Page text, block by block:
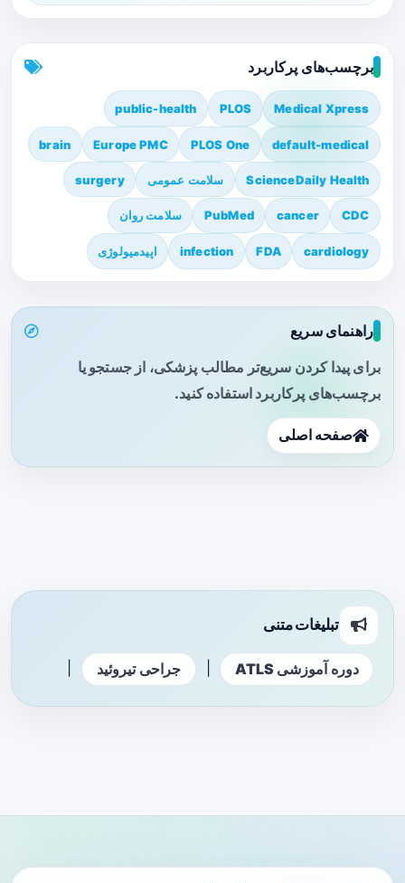
برچسب‌های پرکاربرد
Medical Xpress
PLOS
public-health
default-medical
PLOS One
Europe PMC
brain
ScienceDaily Health سلامت عمومی surgery
CDC
cancer
PubMed سلامت روان
cardiology
FDA
infection اپیدمیولوژی
راهنمای سریع
برای پیدا کردن سریع‌تر مطالب پزشکی، از جستجو یا
برچسب‌های پرکاربرد استفاده کنید.
صفحه اصلی
تبلیغات متنی
دوره آموزشی ATLS جراحی تیروئید